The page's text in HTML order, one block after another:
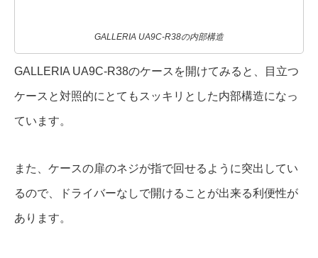
GALLERIA UA9C-R38の内部構造
GALLERIA UA9C-R38のケースを開けてみると、目立つ
ケースと対照的にとてもスッキリとした内部構造になっ
ています。
また、ケースの扉のネジが指で回せるように突出してい
るので、ドライバーなしで開けることが出来る利便性が
あります。